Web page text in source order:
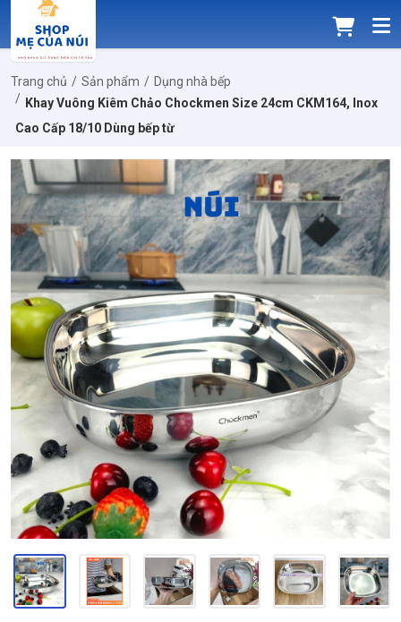
Trang chủ Sản phẩm
Dụng nhà bếp
Khay Vuông Kiêm Chảo Chockmen Size 24cm CKM164, Inox
Cao Cấp 18/10 Dùng bếp từ